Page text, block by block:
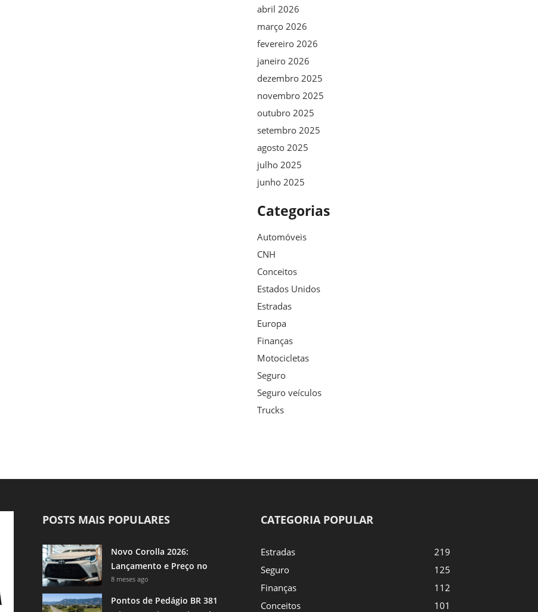
abril 2026
março 2026
fevereiro 2026
janeiro 2026
dezembro 2025
novembro 2025
outubro 2025
setembro 2025
agosto 2025
julho 2025
junho 2025
Categorias
Automóveis
CNH
Conceitos
Estados Unidos
Estradas
Europa
Finanças
Motocicletas
Seguro
Seguro veículos
Trucks
POSTS MAIS POPULARES
Novo Corolla 2026:
Lançamento e Preço no
Brasil
8 meses ago
Pontos de Pedágio BR 381
CATEGORIA POPULAR
Estradas
219
Seguro
125
Finanças
112
Conceitos
101